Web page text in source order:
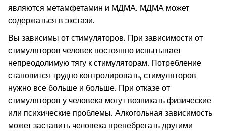
являются метамфетамин и МДМА. МДМА может
содержаться в экстази.
Вы зависимы от стимуляторов. При зависимости от
стимуляторов человек постоянно испытывает
непреодолимую тягу к стимуляторам. Потребление
становится трудно контролировать, стимуляторов
нужно все больше и больше. При отказе от
стимуляторов у человека могут возникать физические
или психические проблемы. Алкогольная зависимость
может заставить человека пренебрегать другими